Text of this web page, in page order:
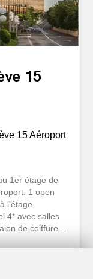
15
15 Aéroport
1er étage de
1 open
l'étage
4* avec salles
de coiffure,